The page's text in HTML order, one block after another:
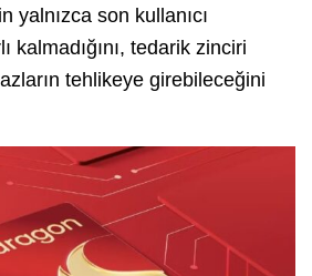
yalnızca son kullanıcı
kalmadığını, tedarik zinciri
tehlikeye girebileceğini